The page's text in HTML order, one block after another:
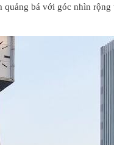
quảng bá với góc nhìn